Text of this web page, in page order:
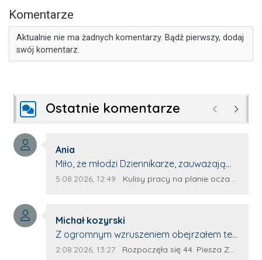
Komentarze
Aktualnie nie ma żadnych komentarzy. Bądź pierwszy, dodaj
swój komentarz.
Ostatnie komentarze Poprzednie
Autor komentarza:
Ania
Treść komentarza:
Miło, że młodzi Dziennikarze, zauważają
młode talenty, które dopiero wkraczają
z nim wywiad, który przeprowadzi Pan
Artur.
Data dodania komentarza:
5.08.2026, 12:49 Źródło komentarza:
Kulisy pracy na planie oczami młodego filmowca
Autor komentarza:
Michał kozyrski
Treść komentarza:
Z ogromnym wzruszeniem obejrzałem ten
materiał. ❤️ Jestem naprawdę dumny z
Data dodania komentarza:
2.08.2026, 13:27 Źródło komentarza:
Rozpoczęła się 44. Piesza Zamojsko-Lubaczowska Pielgrzymka na Jasną Górę!